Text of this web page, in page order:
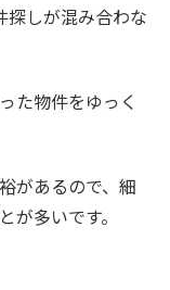
探しが混み合わな
た物件をゆっく
があるので、細
が多いです。